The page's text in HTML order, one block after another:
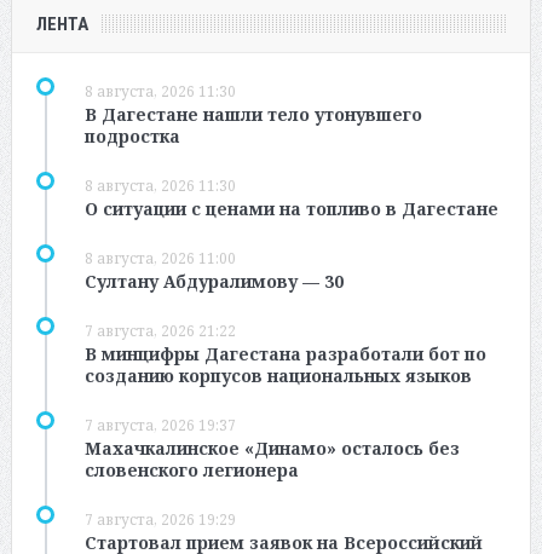
ЛЕНТА
8 августа, 2026 11:30
В Дагестане нашли тело утонувшего
подростка
8 августа, 2026 11:30
О ситуации с ценами на топливо в Дагестане
8 августа, 2026 11:00
Султану Абдуралимову — 30
7 августа, 2026 21:22
В минцифры Дагестана разработали бот по
созданию корпусов национальных языков
7 августа, 2026 19:37
Махачкалинское «Динамо» осталось без
словенского легионера
7 августа, 2026 19:29
Стартовал прием заявок на Всероссийский